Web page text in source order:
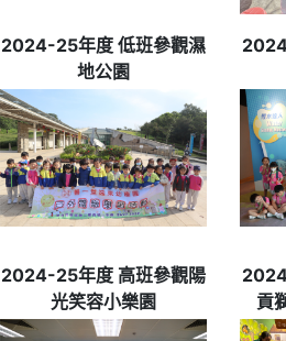
2024-25年度 低班參觀濕
地公園
2024-25年度 高班參觀陽
光笑容小樂園
貢